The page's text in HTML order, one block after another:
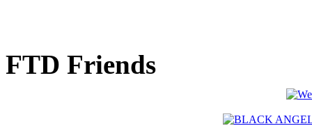
FTD Friends